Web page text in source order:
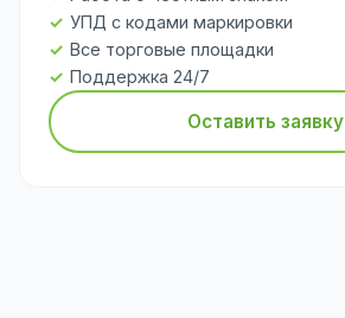
УПД с кодами маркировки
Все торговые площадки
Поддержка 24/7
Оставить заявку